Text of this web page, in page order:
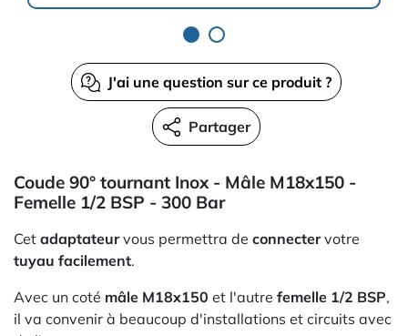
J'ai une question sur ce produit ?
Partager
Coude 90° tournant Inox - Mâle M18x150 -
Femelle 1/2 BSP - 300 Bar
Cet adaptateurvous permettra de connectervotre
tuyau facilement.
Avec un coté mâle M18x150 et l'autre femelle 1/2 BSP,
il va convenir à beaucoup d'installations et circuits avec